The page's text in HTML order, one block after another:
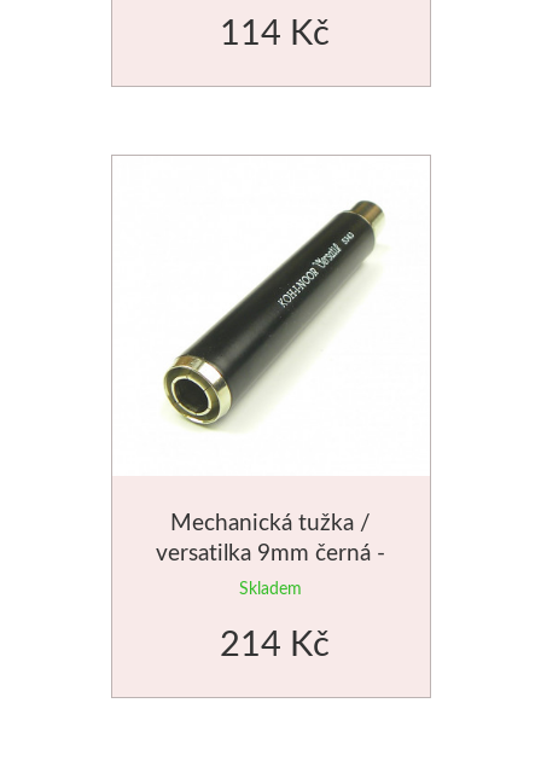
114 Kč
Mechanická tužka /
versatilka 9mm černá -
5343
Skladem
214 Kč